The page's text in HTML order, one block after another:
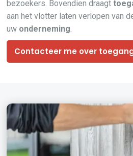
bezoekers. Bovendien draagt
aan het vlotter laten verlopen van
uw onderneming.
Contacteer me over